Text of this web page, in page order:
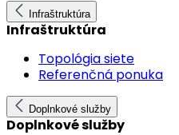
Infraštruktúra
Infraštruktúra
Topológia siete
Referenčná ponuka
Doplnkové služby
Doplnkové služby